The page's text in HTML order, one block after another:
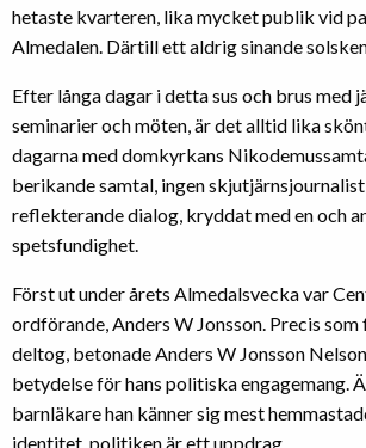
hetaste kvarteren, lika mycket publik vid
Almedalen. Därtill ett aldrig sinande
Efter långa dagar i detta sus och brus med
seminarier och möten, är det alltid lika
dagarna med domkyrkans
berikande samtal, ingen
reflekterande dialog, kryddat med en och
spetsfundighet.
Först ut under årets Almedalsvecka var
ordförande, Anders W Jonsson. Precis som
deltog, betonade Anders W Jonsson
betydelse för hans politiska engagemang.
barnläkare han känner sig mest
identitet, politiken är ett uppdrag.